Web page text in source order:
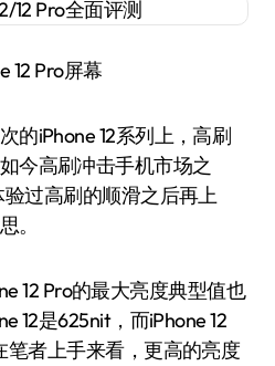
12 Pro屏幕
的iPhone 12系列上，高刷
今高刷冲击手机市场之
过高刷的顺滑之后再上
。
12 Pro的最大亮度典型值也
12是625nit，而iPhone 12
者上手来看，更高的亮度